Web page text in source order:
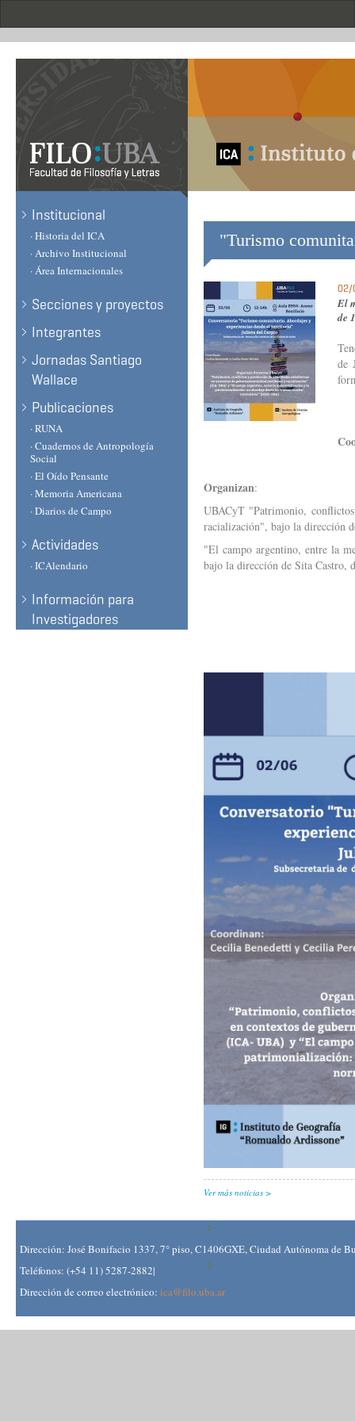
Institucional
· Historia del ICA
· Archivo Institucional
· Área Internacionales
Secciones y proyectos
Integrantes
Jornadas Santiago
Wallace
Publicaciones
· RUNA
· Cuadernos de Antropología
Social
· El Oído Pensante
· Memoria Americana
· Diarios de Campo
Actividades
· ICAlendario
Información para
Investigadores
"Turismo
02/
El
de
de
Organizan:
UBACyT "Patrimonio,
racialización", bajo la dirección
"El campo argentino, entre la
bajo la dirección de Sita
Ver más noticias
Dirección: José Bonifacio 1337, 7° piso, C1406GXE, Ciudad Autónoma de
Teléfonos: (+54 11) 5287-2882|
Dirección de correo electrónico: ica@filo.uba.ar